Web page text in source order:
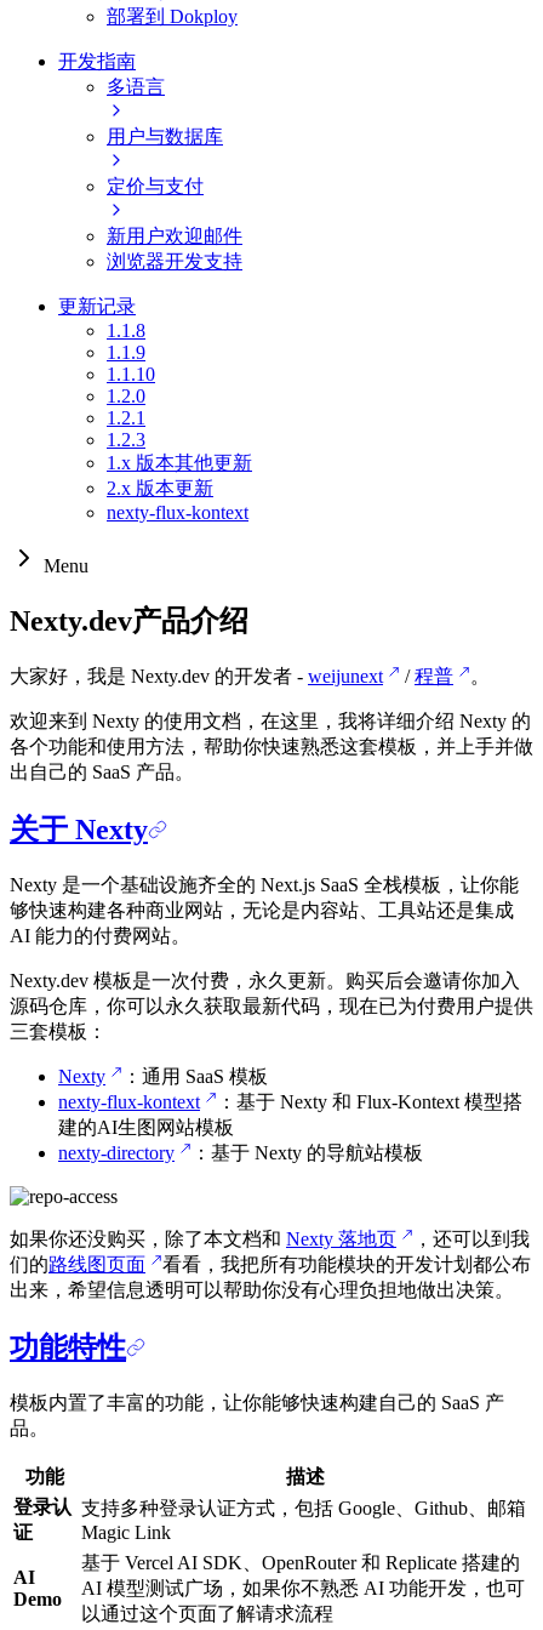
部署到 Dokploy
开发指南
多语言
用户与数据库
定价与支付
新用户欢迎邮件
浏览器开发支持
更新记录
1.1.8
1.1.9
1.1.10
1.2.0
1.2.1
1.2.3
1.x 版本其他更新
2.x 版本更新
nexty-flux-kontext
Menu
Nexty.dev产品介绍
大家好，我是 Nexty.dev 的开发者 - weijunext /程普 。
欢迎来到 Nexty 的使用文档，在这里，我将详细介绍 Nexty 的
各个功能和使用方法，帮助你快速熟悉这套模板，并上手并做
出自己的 SaaS 产品。
关于 Nexty
Nexty 是一个基础设施齐全的 Next.js SaaS 全栈模板，让你能
够快速构建各种商业网站，无论是内容站、工具站还是集成
AI 能力的付费网站。
Nexty.dev 模板是一次付费，永久更新。购买后会邀请你加入
源码仓库，你可以永久获取最新代码，现在已为付费用户提供
三套模板：
Nexty
：通用 SaaS 模板
nexty-flux-kontext
：基于 Nexty 和 Flux-Kontext 模型搭
建的AI生图网站模板
nexty-directory
：基于 Nexty 的导航站模板
如果你还没购买，除了本文档和 Nexty 落地页
，还可以到我
们的路线图页面
看看，我把所有功能模块的开发计划都公布
出来，希望信息透明可以帮助你没有心理负担地做出决策。
功能特性
模板内置了丰富的功能，让你能够快速构建自己的 SaaS 产
品。
功能
描述
登录认
证
支持多种登录认证方式，包括 Google、Github、邮箱
Magic Link
AI
Demo
基于 Vercel AI SDK、OpenRouter 和 Replicate 搭建的
AI 模型测试广场，如果你不熟悉 AI 功能开发，也可
以通过这个页面了解请求流程